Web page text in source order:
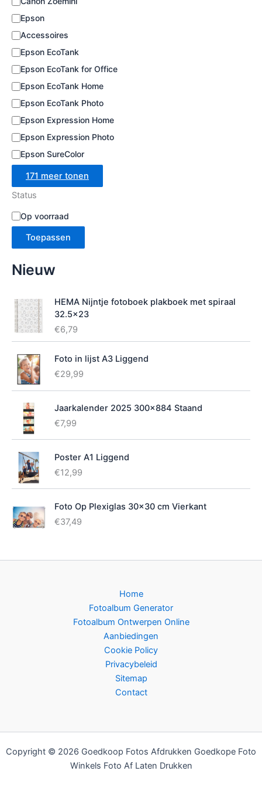
e
Epson
Accessoires
Epson EcoTank
Epson EcoTank for Office
Epson EcoTank Home
Epson EcoTank Photo
Epson Expression Home
Epson Expression Photo
Epson SureColor
171 meer tonen
Status
B
e
c
i
a
a
h
Op voorraad
Toepassen
Nieuw
HEMA Nijntje fotoboek plakboek met spiraal
32.5x23
€6,79
Foto in lijst A3 Liggend
€29,99
Jaarkalender 2025 300x884 Staand
€7,99
Poster A1 Liggend
€12,99
Foto Op Plexiglas 30x30 cm Vierkant
€37,49
Home
Fotoalbum Generator
Fotoalbum Ontwerpen Online
Aanbiedingen
Cookie Policy
Privacybeleid
Sitemap
Contact
Copyright © 2026 Goedkoop Fotos Afdrukken Goedkope Foto
Winkels Foto Af Laten Drukken